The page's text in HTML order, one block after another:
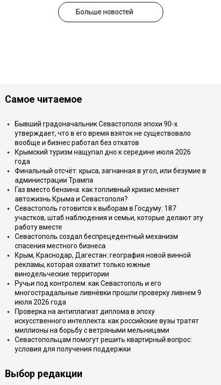
Больше новостей
Самое читаемое
Бывший градоначальник Севастополя эпохи 90-х
утверждает, что в его время взяток не существовало
вообще и бизнес работал без откатов
Крымский туризм нащупал дно к середине июля 2026
года
Финальный отсчёт: крыса, загнанная в угол, или безумие в
администрации Трампа
Газ вместо бензина: как топливный кризис меняет
автожизнь Крыма и Севастополя?
Севастополь готовится к выборам в Госдуму: 187
участков, штаб наблюдения и семьи, которые делают эту
работу вместе
Севастополь создал беспрецедентный механизм
спасения местного бизнеса
Крым, Краснодар, Дагестан: география новой винной
рекламы, которая охватит только южные
винодельческие территории
Ручьи под контролем: как Севастополь и его
многострадальные ливнёвки прошли проверку ливнем 9
июля 2026 года
Проверка на антиплагиат диплома в эпоху
искусственного интеллекта: как российские вузы тратят
миллионы на борьбу с ветряными мельницами
Севастопольцам помогут решить квартирный вопрос:
условия для получения поддержки
Выбор редакции